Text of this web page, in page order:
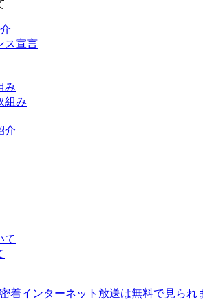
ス宣言
み
組み
介
て
着インターネット放送は無料で見られ